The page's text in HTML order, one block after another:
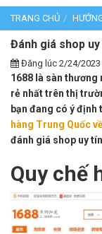
TRANG CHỦ
Đánh giá shop
Đăng lúc 2/24/2023
1688 là sàn
rẻ nhất trên thị
bạn đang có ý
hàng Trung Quốc
đánh giá shop uy
Quy chế